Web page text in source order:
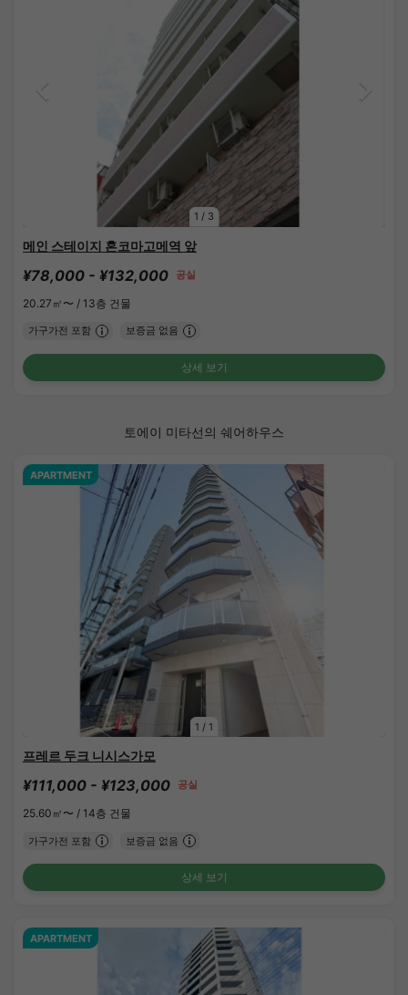
1 / 3
메인 스테이지 혼코마고메역 앞
¥78,000 - ¥132,000 공실
20.27㎡〜 / 13층 건물
가구가전 포함 보증금 없음
상세 보기
토에이 미타선의 쉐어하우스
1 / 1
APARTMENT
프레르 두크 니시스가모
¥111,000 - ¥123,000 공실
25.60㎡〜 / 14층 건물
가구가전 포함 보증금 없음
상세 보기
APARTMENT